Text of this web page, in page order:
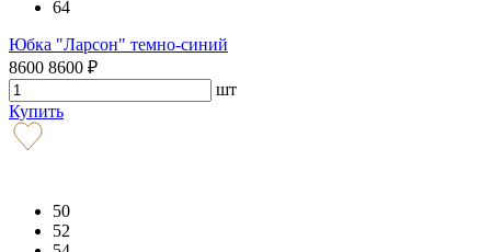
64
Юбка "Ларсон" темно-синий
8600 8600 ₽
шт
Купить
50
52